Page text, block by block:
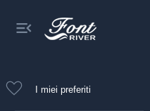
I miei preferiti